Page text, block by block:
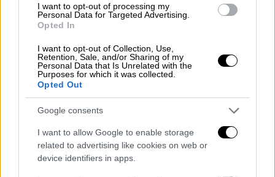
I want to opt-out of processing my
Personal Data for Targeted Advertising.
Opted In
I want to opt-out of Collection, Use,
Retention, Sale, and/or Sharing of my
Personal Data that Is Unrelated with the
Purposes for which it was collected.
Opted Out
Google consents
I want to allow Google to enable storage
related to advertising like cookies on web or
device identifiers in apps.
σε πέρας κάποιες αποστολές.
ξεκινήσει από παραλία της Ρόδου, όπου όλοι
οι συμμετέχοντες θα συναντηθούν για πρώτη
φορά γυμνοί. Στη συνέχεια, θα έχουν την
ευκαιρία (ενδεδυμένοι) να συναντηθούν σε
κάποιο ξενοδοχείο και να γνωριστούν
καλύτερα πριν ξεκινήσει το ταξίδι τους με
το σκάφος (δεν αναφέρεται πουθενά σε
ποιες θάλασσες θα …αρμενίζει).